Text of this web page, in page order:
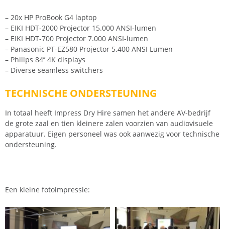
– 20x HP ProBook G4 laptop
– EIKI HDT-2000 Projector 15.000 ANSI-lumen
– EIKI HDT-700 Projector 7.000 ANSI-lumen
– Panasonic PT-EZ580 Projector 5.400 ANSI Lumen
– Philips 84’’ 4K displays
– Diverse seamless switchers
TECHNISCHE ONDERSTEUNING
In totaal heeft Impress Dry Hire samen het andere AV-bedrijf
de grote zaal en tien kleinere zalen voorzien van audiovisuele
apparatuur. Eigen personeel was ook aanwezig voor technische
ondersteuning.
Een kleine fotoimpressie: